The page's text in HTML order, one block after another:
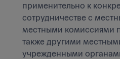
применительно к
сотрудничестве с
местными комиссиями
также другими
учрежденными